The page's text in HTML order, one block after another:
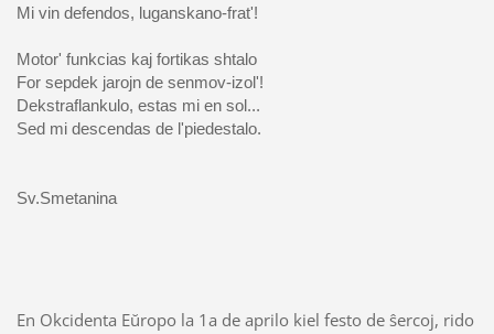
Mi vin defendos, luganskano-frat'!
Motor' funkcias kaj fortikas shtalo
For sepdek jarojn de senmov-izol'!
Dekstraflankulo, estas mi en sol...
Sed mi descendas de l'piedestalo.
Sv.Smetanina
En Okcidenta Eŭropo la 1a de aprilo kiel festo de ŝercoj, rido